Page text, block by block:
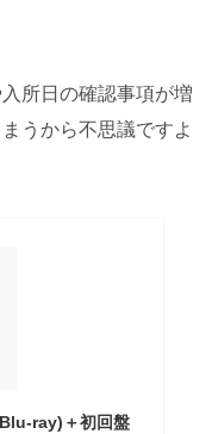
所日の確認事項が増
うから不思議ですよ
ray)＋初回盤